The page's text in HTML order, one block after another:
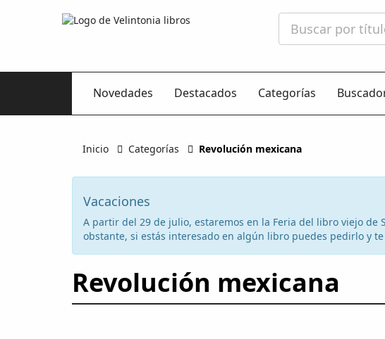
Novedades Destacados Categorías
Inicio Categorías Revolución mexicana
Vacaciones
A partir del 29 de julio, estaremos en la Feria del libro viejo
obstante, si estás interesado en algún libro puedes pedirlo y
Revolución mexicana